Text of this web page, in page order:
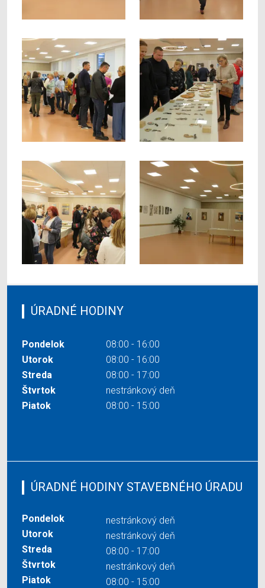
ÚRADNÉ HODINY
Pondelok
08:00 - 16:00
Utorok
08:00 - 16:00
Streda
08:00 - 17:00
Štvrtok
nestránkový deň
Piatok
08:00 - 15:00
ÚRADNÉ HODINY STAVEBNÉHO ÚRADU
Pondelok
nestránkový deň
Utorok
nestránkový deň
Streda
08:00 - 17:00
Štvrtok
nestránkový deň
Piatok
08:00 - 15:00